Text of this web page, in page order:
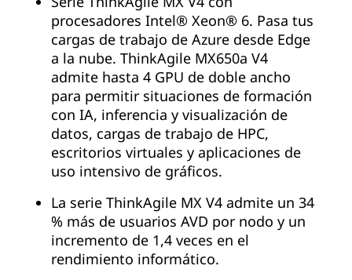
procesadores Intel® Xeon® 6. Pasa tus
cargas de trabajo de Azure desde Edge
a la nube. ThinkAgile MX650a V4
admite hasta 4 GPU de doble ancho
para permitir situaciones de formación
con IA, inferencia y visualización de
datos, cargas de trabajo de HPC,
escritorios virtuales y aplicaciones de
uso intensivo de gráficos.
La serie ThinkAgile MX V4 admite un 34
% más de usuarios AVD por nodo y un
incremento de 1,4 veces en el
rendimiento informático.